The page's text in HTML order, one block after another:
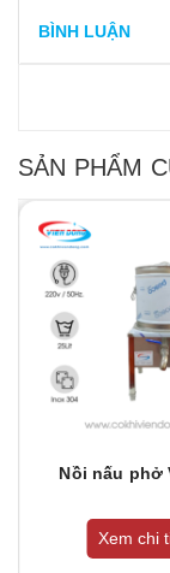
BÌNH LUẬN
SẢN PHẨM
Nồi nấu phở
Xem chi